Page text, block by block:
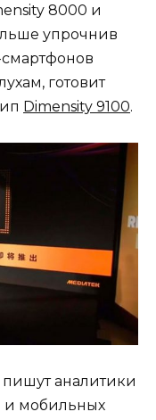
8000 и
упрочнив
готовит
Dimensity 9100.
аналитики
и мобильных